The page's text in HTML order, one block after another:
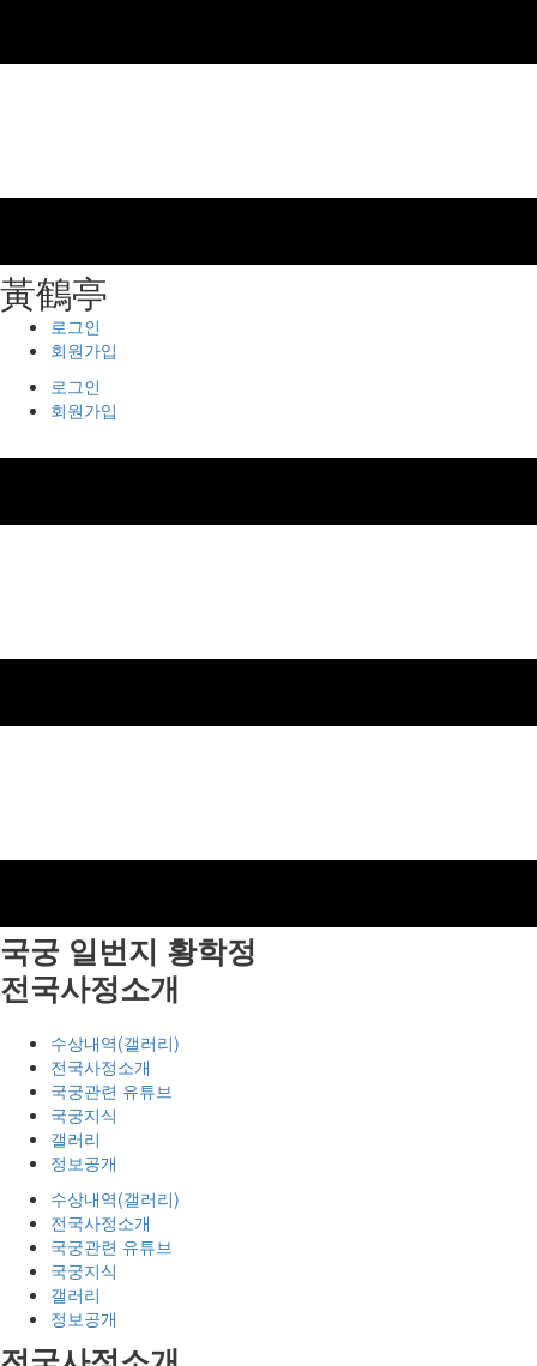
⿈鶴亭
로그인
회원가입
로그인
회원가입
국궁 일번지 황학정
전국사정소개
수상내역(갤러리)
전국사정소개
국궁관련 유튜브
국궁지식
갤러리
정보공개
수상내역(갤러리)
전국사정소개
국궁관련 유튜브
국궁지식
갤러리
정보공개